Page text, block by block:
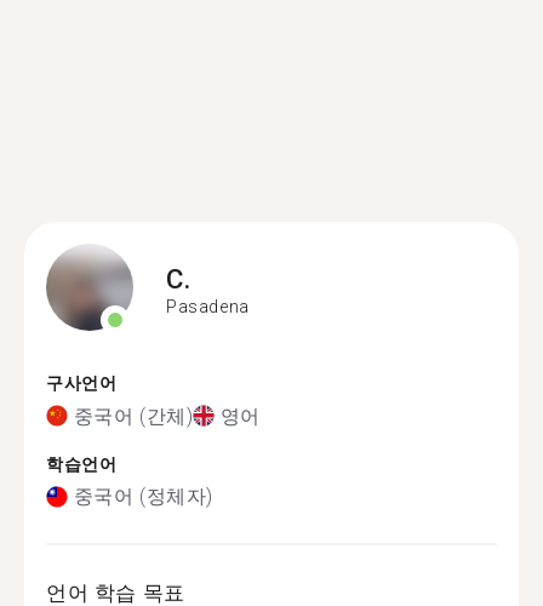
C.
Pasadena
구사언어
중국어 (간체) 영어
학습언어
중국어 (정체자)
언어 학습 목표